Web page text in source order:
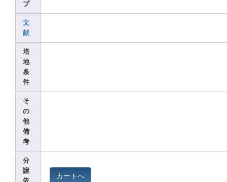
プ
文
献
培
地
条
件
そ
の
他
備
考
分
譲
カートへ